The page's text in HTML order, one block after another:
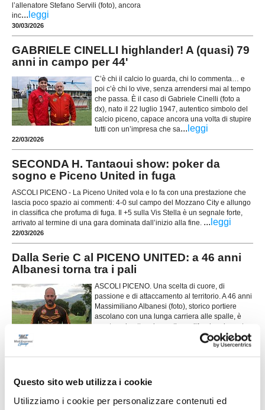
Questo sito web utilizza i cookie
Utilizziamo i cookie per personalizzare contenuti ed
l’allenatore Stefano Servili (foto), ancora
inc... leggi
30/03/2026
GABRIELE CINELLI highlander! A (quasi) 79
anni in campo per 44'
C’è chi il calcio lo guarda, chi lo commenta… e
poi c’è chi lo vive, senza arrendersi mai al tempo
che passa. È il caso di Gabriele Cinelli (foto a
dx), nato il 22 luglio 1947, autentico simbolo del
calcio piceno, capace ancora una volta di stupire
tutti con un’impresa che sa... leggi
22/03/2026
SECONDA H. Tantaoui show: poker da
sogno e Piceno United in fuga
ASCOLI PICENO - La Piceno United vola e lo fa con una prestazione che
lascia poco spazio ai commenti: 4-0 sul campo del Mozzano City e allungo
in classifica che profuma di fuga. Il +5 sulla Vis Stella è un segnale forte,
arrivato al termine di una gara dominata dall’inizio alla fine. ... leggi
22/03/2026
Dalla Serie C al PICENO UNITED: a 46 anni
Albanesi torna tra i pali
ASCOLI PICENO. Una scelta di cuore, di
passione e di attaccamento al territorio. A 46 anni
Massimiliano Albanesi (foto), storico portiere
ascolano con una lunga carriera alle spalle, è
pronto a rimettere i guanti per difendere la porta
del Piceno United. La società lo ha tesserato
proprio in questi giorni in vista dei
14/03/2026
IL CASO. Giovane arbitro picchiato a scuola